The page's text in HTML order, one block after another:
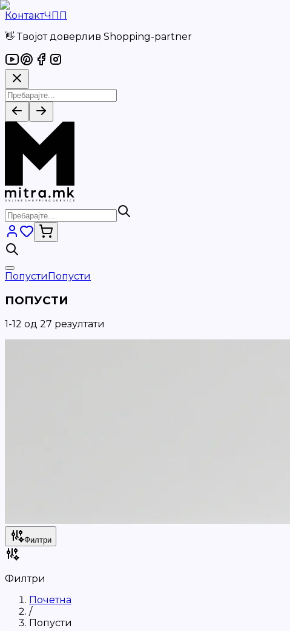
КонтактЧПП
👋 Твојот доверлив Shopping-partner
ПопустиПопусти
ПОПУСТИ
1 -12 од 27 резултати
Филтри
Филтри
Почетна
/
Попусти